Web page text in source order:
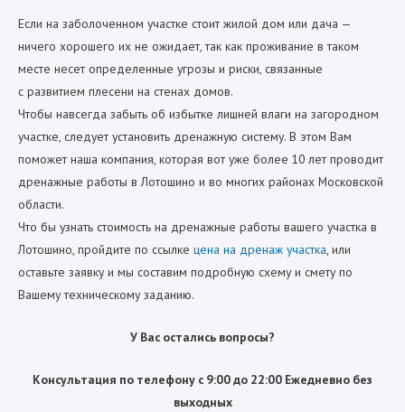
Если на заболоченном участке стоит жилой дом или дача —
ничего хорошего их не ожидает, так как проживание в таком
месте несет определенные угрозы и риски, связанные
с развитием плесени на стенах домов.
Чтобы навсегда забыть об избытке лишней влаги на загородном
участке, следует установить дренажную систему. В этом Вам
поможет наша компания, которая вот уже более 10 лет проводит
дренажные работы в Лотошино и во многих районах Московской
области.
Что бы узнать стоимость на дренажные работы вашего участка в
Лотошино, пройдите по ссылке цена на дренаж участка, или
оставьте заявку и мы составим подробную схему и смету по
Вашему техническому заданию.
У Вас остались вопросы?
Консультация по телефону с 9:00 до 22:00 Ежедневно без
выходных